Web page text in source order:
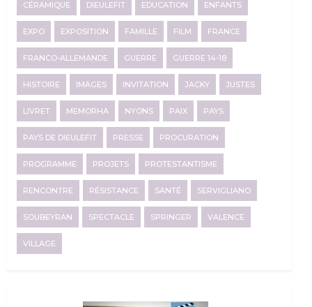
CÉRAMIQUE DIEULEFIT EDUCATION ENFANTS
EXPO EXPOSITION FAMILLE FILM FRANCE
FRANCO-ALLEMANDE GUERRE GUERRE 14-18
HISTOIRE IMAGES INVITATION JACKY JUSTES
LIVRET MEMORHA NYONS PAIX PAYS
PAYS DE DIEULEFIT PRESSE PROCURATION
PROGRAMME PROJETS PROTESTANTISME
RENCONTRE RÉSISTANCE SANTÉ SERVIGLIANO
SOUBEYRAN SPECTACLE SPRINGER VALENCE
VILLAGE